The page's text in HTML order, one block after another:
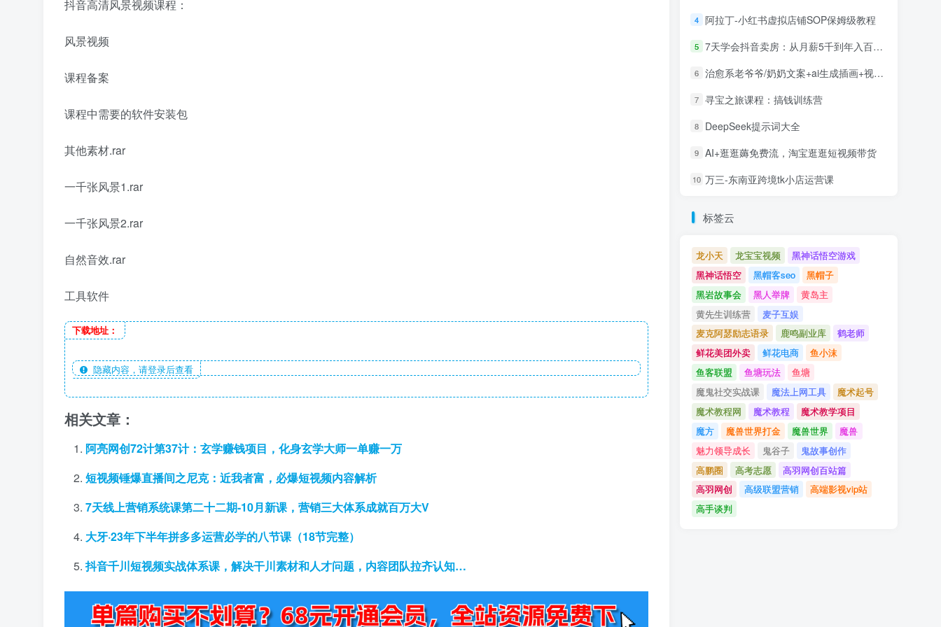
抖音高清风景视频课程：
风景视频
课程备案
课程中需要的软件安装包
其他素材.rar
一千张风景1.rar
一千张风景2.rar
自然音效.rar
工具软件
下载地址：
隐藏内容，请登录后查看
相关文章：
阿亮网创72计第37计：玄学赚钱项目，化身玄学大师一单赚一万
短视频锤爆直播间之尼克：近我者富，必爆短视频内容解析
7天线上营销系统课第二十二期-10月新课，营销三大体系成就百万大V
大牙·23年下半年拼多多运营必学的八节课（18节完整）
抖音千川短视频实战体系课，解决干川素材和人才问题，内容团队拉齐认知…
4 阿拉丁-小红书虚拟店铺SOP保姆级教程
5 7天学会抖音卖房：从月薪5千到年入百万，新时代房产经纪人必备技能
6 治愈系老爷爷/奶奶文案+ai生成插画+视频号广告分成项目
7 寻宝之旅课程：搞钱训练营
8 DeepSeek提示词大全
9 AI+逛逛薅免费流，淘宝逛逛短视频带货
10 万三-东南亚跨境tk小店运营课
标签云
龙小天 龙宝宝视频
黑神话悟空游戏
黑神话悟空
黑帽客seo
黑帽子
黑岩故事会
黑人举牌
黄岛主
黄先生训练营
麦子互娱
麦克阿瑟励志语录
鹿鸣副业库
鹤老师
鲜花美团外卖
鲜花电商
鱼小沫
鱼客联盟
鱼塘玩法
鱼塘
魔鬼社交实战课
魔法上网工具
魔术起号
魔术教程网
魔术教程
魔术教学项目
魔方
魔兽世界打金 魔兽世界
魔兽
魅力领导成长
鬼谷子
鬼故事创作
高鹏圈
高考志愿
高羽网创百站篇
高羽网创
高级联盟营销
高端影视vip站
高手谈判